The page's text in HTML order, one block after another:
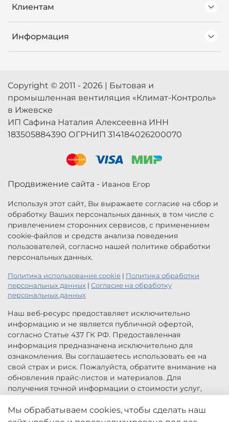
Клиентам
Информация
Copyright © 2011 - 2026 | Бытовая и
промышленная вентиляция «Климат-Контроль»
в Ижевске
ИП Сафина Наталия Алексеевна ИНН
183505884390 ОГРНИП 314184026200070
Продвижение сайта - Иванов Егор
Используя этот сайт, Вы выражаете согласие на сбор и
обработку Ваших персональных данных, в том числе с
привлечением сторонних сервисов, с применением
cookie-файлов и средств анализа поведения
пользователей, согласно нашей политике обработки
персональных данных.
Политика использования cookie | Политика обработки
персональных данных | Согласие на обработку
персональных данных
Наш веб-ресурс предоставляет исключительно
информацию и не является публичной офертой,
согласно Статье 437 ГК РФ. Предоставленная
информация предназначена исключительно для
ознакомления. Вы соглашаетесь использовать ее на
свой страх и риск. Пожалуйста, обратите внимание на
обновления прайс-листов и материалов. Для
получения точной информации о стоимости услуг,
заказа услуг заполните форму обратной связи.
Мы обрабатываем cookies, чтобы сделать наш